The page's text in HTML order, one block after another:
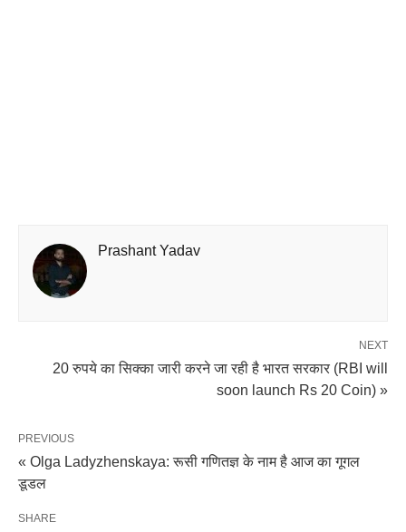
Prashant Yadav
NEXT
20 रुपये का सिक्का जारी करने जा रही है भारत सरकार (RBI will
soon launch Rs 20 Coin) »
PREVIOUS
« Olga Ladyzhenskaya: रूसी गणितज्ञ के नाम है आज का गूगल
डूडल
SHARE